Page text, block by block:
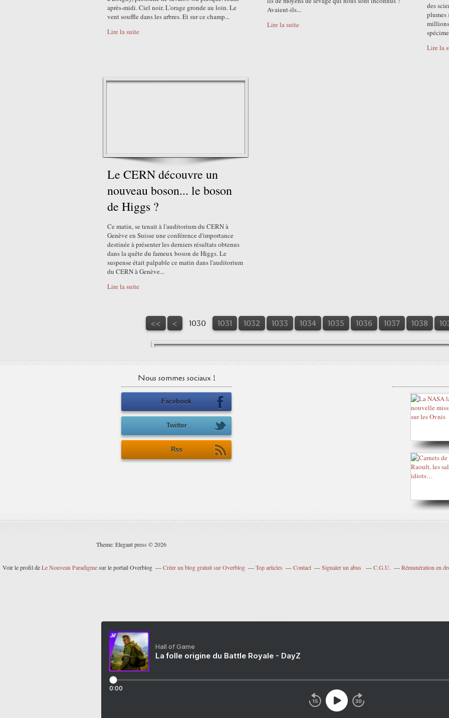
après-midi. Ciel noir. L'orage gronde au loin. Le
vent souffle dans les arbres. Et sur ce champ...
Lire la suite
Avaient-ils...
Lire la suite
des
plumes
Lire la
Le CERN découvre un
nouveau boson... le boson
de Higgs ?
Ce matin, se tenait à l'auditorium du CERN à
Genève en Suisse une conférence d'importance
destinée à présenter les derniers résultats obtenus
dans la quête du fameux boson de Higgs. Le
suspense était palpable ce matin dans l'auditorium
du CERN à Genève...
Lire la suite
<< < 1000
1010
1020
1030 1031 1032 1033 1034 1035 1036 1037 1038
Nous sommes sociaux !
Facebook
Twitter
Rss
Theme: Elegant press © 2026
Voir le profil deLe Nouveau Paradigmesur le portail Overblog Créer un blog gratuit sur Overblog Top articles Contact Signaler un abus C.G.U. Rémunération en
Hall of Game
La folle origine du Battle Royale - DayZ
0:00